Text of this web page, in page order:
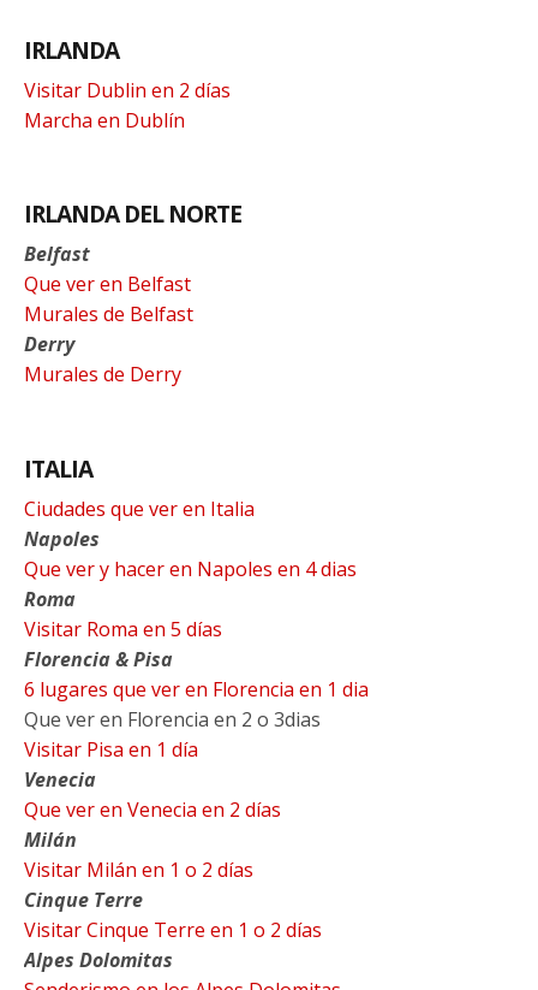
IRLANDA
Visitar Dublin en 2 días
Marcha en Dublín
IRLANDA DEL NORTE
Belfast
Que ver en Belfast
Murales de Belfast
Derry
Murales de Derry
ITALIA
Ciudades que ver en Italia
Napoles
Que ver y hacer en Napoles en 4 dias
Roma
Visitar Roma en 5 días
Florencia & Pisa
6 lugares que ver en Florencia en 1 dia
Que ver en Florencia en 2 o 3dias
Visitar Pisa en 1 día
Venecia
Que ver en Venecia en 2 días
Milán
Visitar Milán en 1 o 2 días
Cinque Terre
Visitar Cinque Terre en 1 o 2 días
Alpes Dolomitas